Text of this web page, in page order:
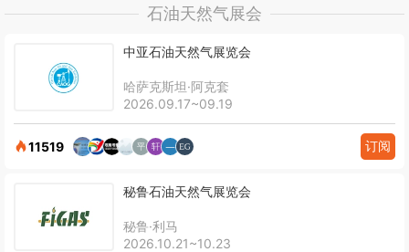
石油天然气展会
中亚石油天然气展览会
哈萨克斯坦·阿克套
2026.09.17~09.19
11519 订阅
秘鲁石油天然气展览会
秘鲁·利马
2026.10.21~10.23